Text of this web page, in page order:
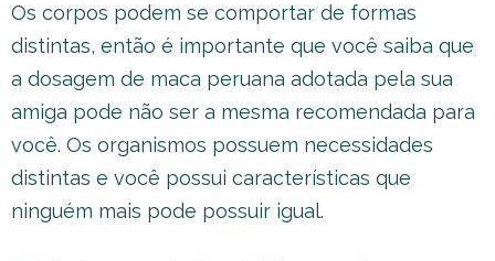
Os corpos podem se comportar de formas
distintas, então é importante que você saiba que
a dosagem de maca peruana adotada pela sua
amiga pode não ser a mesma recomendada para
você. Os organismos possuem necessidades
distintas e você possui características que
ninguém mais pode possuir igual.